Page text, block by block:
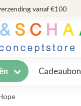
vanaf €100
Cadeaubon